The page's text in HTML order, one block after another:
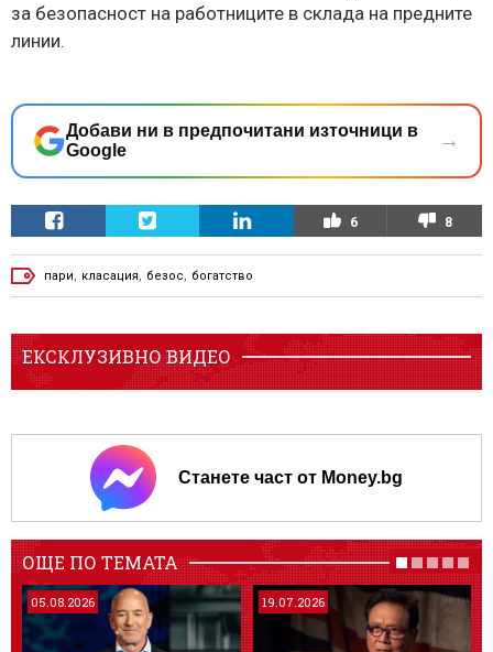
за безопасност на работниците в склада на предните
линии.
Добави ни в предпочитани източници в
Google
→
6 8
пари класация безос богатство
ЕКСКЛУЗИВНО ВИДЕО
Станете част от Money.bg
ОЩЕ ПО ТЕМАТА
05.08.2026 19.07.2026